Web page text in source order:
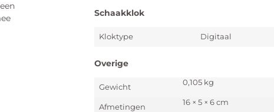
Schaakklok
Kloktype Digitaal
Overige
Gewicht
0,105 kg
Afmetingen
16 × 5 × 6 cm